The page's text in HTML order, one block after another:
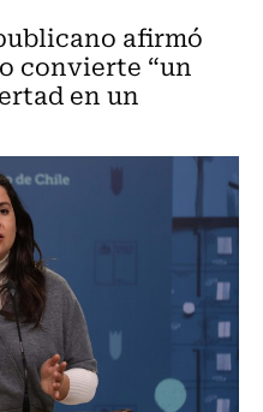
afirmó
convierte “un
en un